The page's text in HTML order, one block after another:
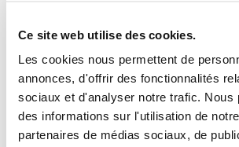
Ce site web utilise des cookies.
Les cookies nous permettent de
annonces, d'offrir des fonctionnalités
sociaux et d'analyser notre trafic. Nous
des informations sur l'utilisation de
partenaires de médias sociaux, de
pour les services de la circulation aérienne
Révision 00/ Octobre 2025)
20.4 RANT 11 PART 2 - APPENDICE 3 - Exigences
pour la fourniture des services de la